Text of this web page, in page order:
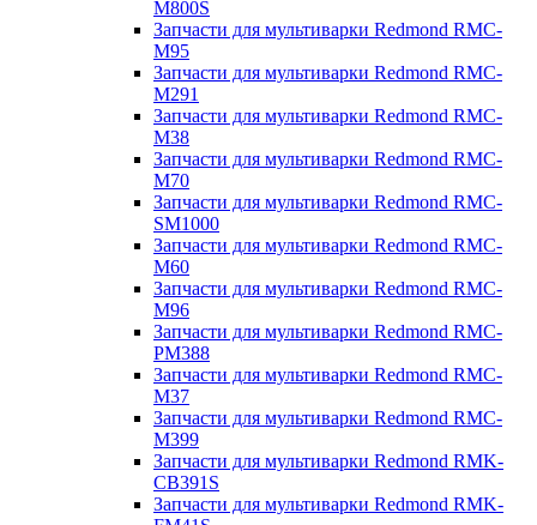
M800S
Запчасти для мультиварки Redmond RMC-
M95
Запчасти для мультиварки Redmond RMC-
M291
Запчасти для мультиварки Redmond RMC-
M38
Запчасти для мультиварки Redmond RMC-
M70
Запчасти для мультиварки Redmond RMC-
SM1000
Запчасти для мультиварки Redmond RMC-
M60
Запчасти для мультиварки Redmond RMC-
M96
Запчасти для мультиварки Redmond RMC-
PM388
Запчасти для мультиварки Redmond RMC-
M37
Запчасти для мультиварки Redmond RMC-
M399
Запчасти для мультиварки Redmond RMK-
CB391S
Запчасти для мультиварки Redmond RMK-